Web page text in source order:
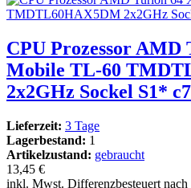
CPU Prozessor AMD
Mobile TL-60
2x2GHz Sockel S1*
Lieferzeit: 3 Tage
Lagerbestand: 1
Artikelzustand: gebraucht
13,45 €
inkl. Mwst. Differenzbesteuert nach